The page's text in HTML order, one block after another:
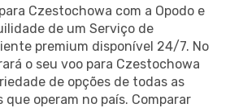
Czestochowa com a Opodo e
de um Serviço de
premium disponível 24/7. No
o seu voo para Czestochowa
de opções de todas as
que operam no país. Comparar